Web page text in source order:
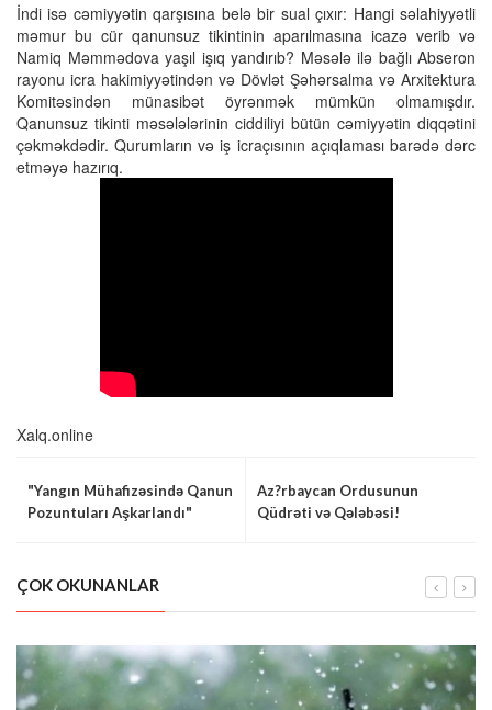
İndi isə cəmiyyətin qarşısına belə bir sual çıxır: Hangi səlahiyyətli
məmur bu cür qanunsuz tikintinin aparılmasına icazə verib və
Namiq Məmmədova yaşıl işıq yandırıb? Məsələ ilə bağlı Abseron
rayonu icra hakimiyyətindən və Dövlət Şəhərsalma və Arxitektura
Komitəsindən münasibət öyrənmək mümkün olmamışdır.
Qanunsuz tikinti məsələlərinin ciddiliyi bütün cəmiyyətin diqqətini
çəkməkdədir. Qurumların və iş icraçısının açıqlaması barədə dərc
etməyə hazırıq.
Xalq.online
"Yangın Mühafizəsində Qanun
Pozuntuları Aşkarlandı"
Az?rbaycan Ordusunun
Qüdrəti və Qələbəsi!
ÇOK OKUNANLAR